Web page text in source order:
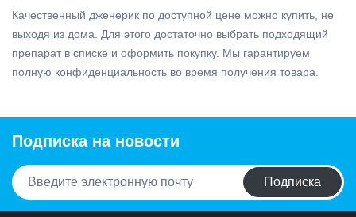
Качественный дженерик по доступной цене можно купить, не
выходя из дома. Для этого достаточно выбрать подходящий
препарат в списке и оформить покупку. Мы гарантируем
полную конфиденциальность во время получения товара.
Подписка на новости
Подписка